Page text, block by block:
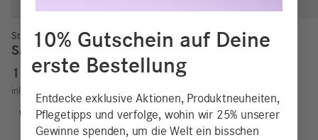
StrandGut Edition
Saint Peter’s Duschgel
11,90 € 4,76 €/ 100 ml
inkl. MwSt.
zzgl. Versand
10% Gutschein auf Deine
erste Bestellung
Entdecke exklusive Aktionen, Produktneuheiten,
Pflegetipps und verfolge, wohin wir 25% unserer
Gewinne spenden, um die Welt ein bisschen